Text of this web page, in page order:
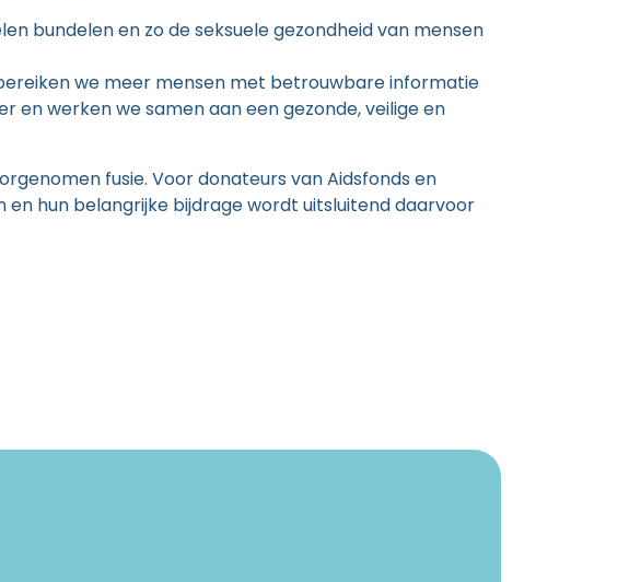
bundelen en zo de seksuele gezondheid van mensen
we meer mensen met betrouwbare informatie
en werken we samen aan een gezonde, veilige en
fusie. Voor donateurs van Aidsfonds en
hun belangrijke bijdrage wordt uitsluitend daarvoor